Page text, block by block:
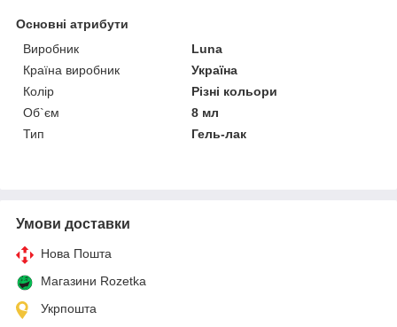
Основні атрибути
Виробник
Luna
Країна виробник
Україна
Колір
Різні кольори
Об`єм
8 мл
Тип
Гель-лак
Умови доставки
Нова Пошта
Магазини Rozetka
Укрпошта